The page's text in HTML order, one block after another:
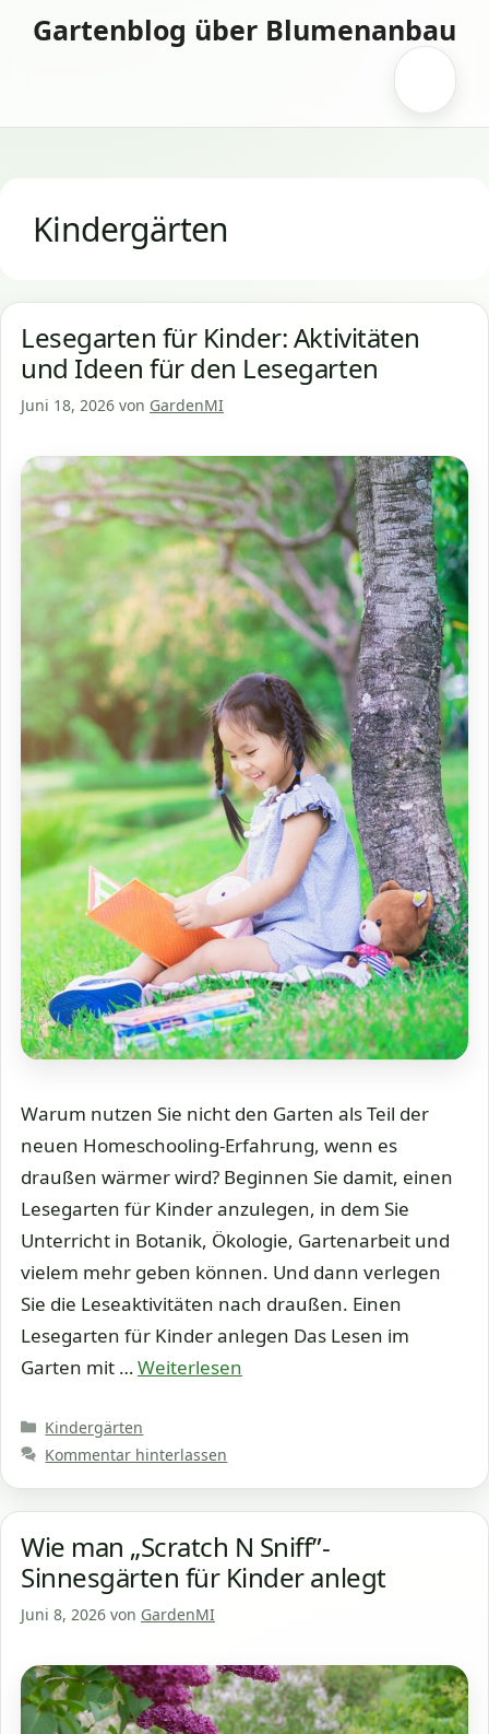
InhaltGartenblog über Blumenanbau
Kindergärten
Lesegarten für Kinder: Aktivitäten
und Ideen für den Lesegarten
Juni 18, 2026 von GardenMI
Warum nutzen Sie nicht den Garten als Teil der
neuen Homeschooling-Erfahrung, wenn es
draußen wärmer wird? Beginnen Sie damit, einen
Lesegarten für Kinder anzulegen, in dem Sie
Unterricht in Botanik, Ökologie, Gartenarbeit und
vielem mehr geben können. Und dann verlegen
Sie die Leseaktivitäten nach draußen. Einen
Lesegarten für Kinder anlegen Das Lesen im
Garten mit …Weiterlesen
Kategorien
Kindergärten
Kommentar hinterlassen
Wie man „Scratch N Sniff”-
Sinnesgärten für Kinder anlegt
Juni 8, 2026 von GardenMI